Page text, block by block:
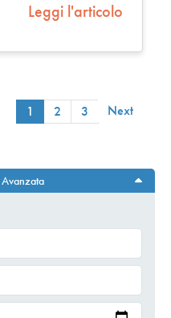
Leggi l'articolo
1 2 3 Next
Avanzata